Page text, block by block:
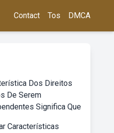
Contact Tos DMCA
Dos Direitos
De Serem
Significa Que
Características